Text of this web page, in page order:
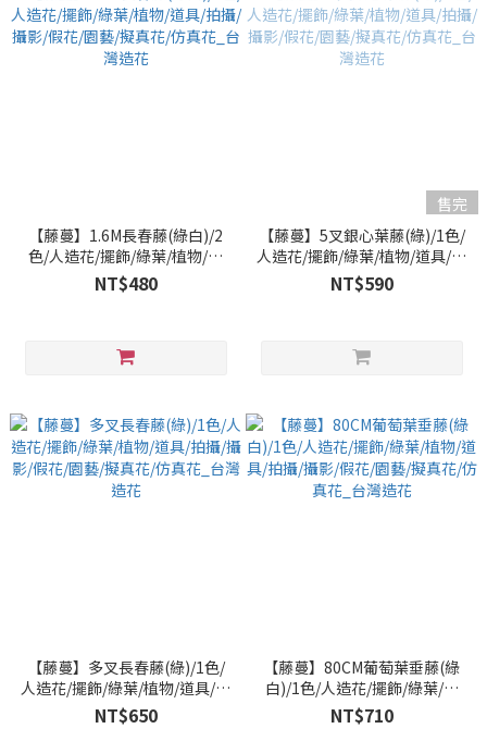
【藤蔓】1.6M長春藤(綠白)/2
色/人造花/擺飾/綠葉/植物/道
具/拍攝/攝影/假花/園藝/擬真
花/仿真花_台灣造花
NT$480
售完
【藤蔓】5叉銀心葉藤(綠)/1色/
人造花/擺飾/綠葉/植物/道具/拍
攝/攝影/假花/園藝/擬真花/仿真
花_台灣造花
NT$590
【藤蔓】多叉長春藤(綠)/1色/
人造花/擺飾/綠葉/植物/道具/拍
攝/攝影/假花/園藝/擬真花/仿真
花_台灣造花
NT$650
【藤蔓】80CM葡萄葉垂藤(綠
白)/1色/人造花/擺飾/綠葉/植
物/道具/拍攝/攝影/假花/園藝/
擬真花/仿真花_台灣造花
NT$710